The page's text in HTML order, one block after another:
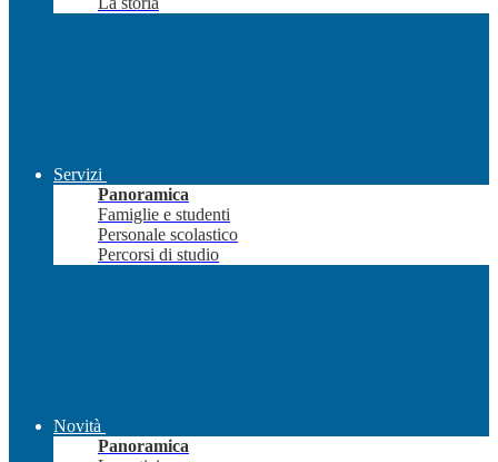
Servizi
Panoramica
Famiglie e studenti
Personale scolastico
Percorsi di studio
Novità
Panoramica